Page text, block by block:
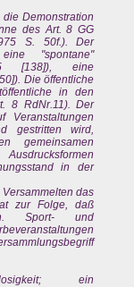
Demonstration
des Art. 8 GG
S. 50f.). Der
"spontane"
[138]), eine
Die öffentliche
in den
8 RdNr.11). Der
gestritten wird,
gemeinsamen
in der
das
zur Folge, daß
Sport- und
ein